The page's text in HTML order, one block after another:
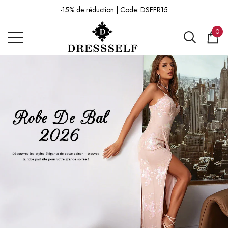
-15% de réduction | Code: DSFFR15
-15% de réduction | Code: DSFFR15
0
0